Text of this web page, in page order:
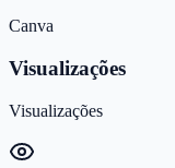
Canva
Visualizações
Visualizações